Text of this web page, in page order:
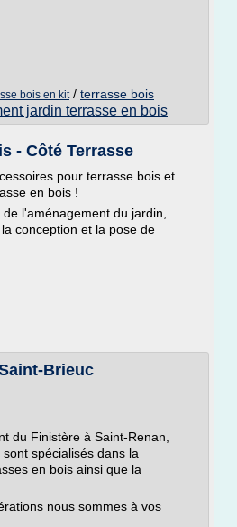
bois en kit/ terrasse bois
jardin terrasse en bois
- Côté Terrasse
pour terrasse bois et
en bois !
l'aménagement du jardin,
conception et la pose de
Brieuc
du Finistère à Saint-Renan,
spécialisés dans la
en bois ainsi que la
nous sommes à vos